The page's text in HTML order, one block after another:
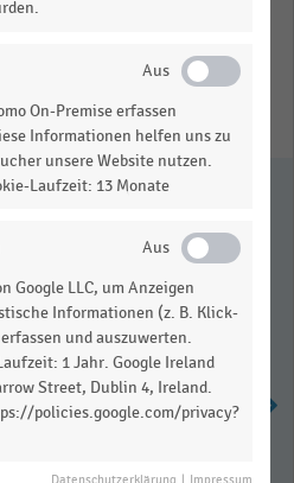
Statistik
On-Premise erfassen
Informationen helfen uns zu
unsere Website nutzen.
Laufzeit: 13 Monate
Google LLC, um Anzeigen
Informationen (z. B. Klick-
und auszuwerten.
1 Jahr. Google Ireland
Street, Dublin 4, Ireland.
policies.google.com/privacy?